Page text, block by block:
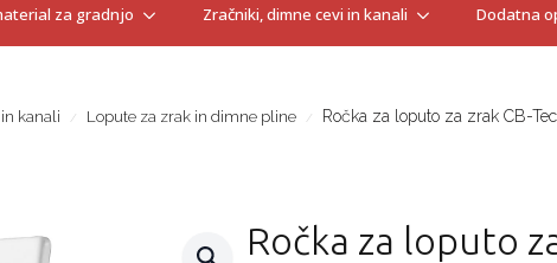
za gradnjo Zračniki, dimne cevi in kanali Dodatna
kanali Lopute za zrak in dimne pline Ročka za loputo za zrak CB-
Ročka za loputo